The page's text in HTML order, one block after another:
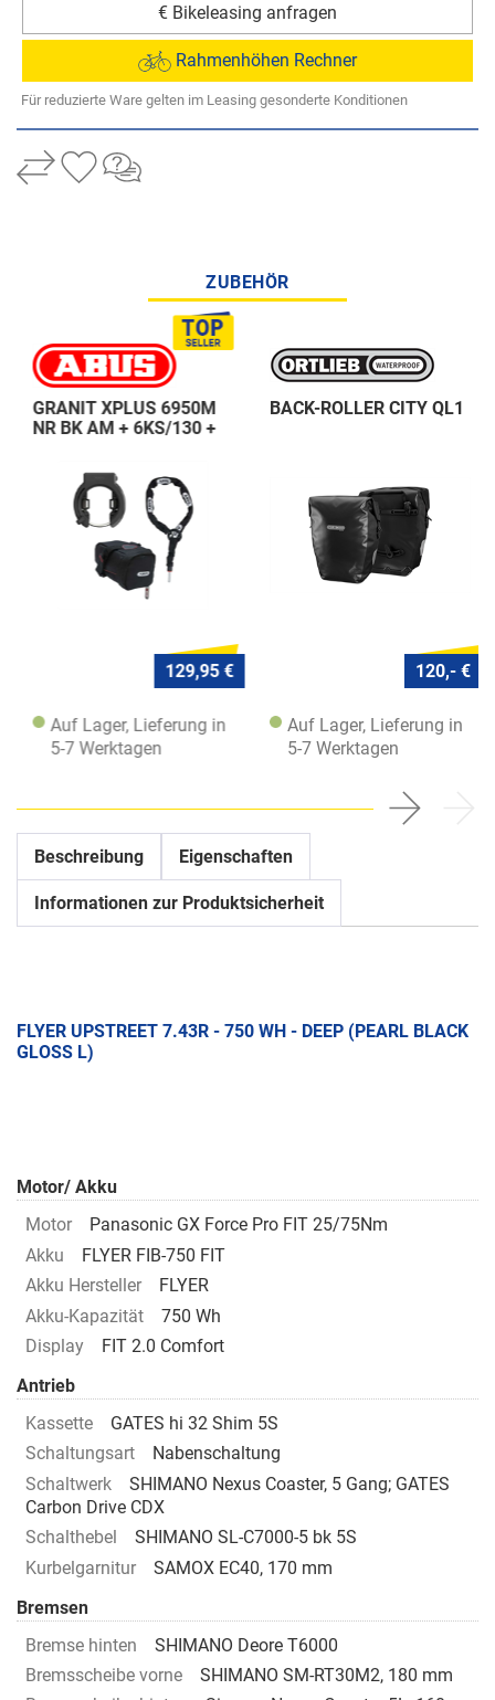
€ Bikeleasing anfragen
Rahmenhöhen Rechner
Für reduzierte Ware gelten im Leasing gesonderte Konditionen
ZUBEHÖR
GRANIT XPLUS 6950M
NR BK AM + 6KS/130 +
129,95 €
Auf Lager, Lieferung in
5-7 Werktagen
BACK-ROLLER CITY QL1
120,- €
Auf Lager, Lieferung in
5-7 Werktagen
Beschreibung Eigenschaften
Informationen zur Produktsicherheit
FLYER UPSTREET 7.43R - 750 WH - DEEP (PEARL BLACK
GLOSS L)
Motor/ Akku
Motor
Panasonic GX Force Pro FIT 25/75Nm
Akku
FLYER FIB-750 FIT
Akku Hersteller
FLYER
Akku-Kapazität
750 Wh
Display
FIT 2.0 Comfort
Antrieb
Kassette
GATES hi 32 Shim 5S
Schaltungsart
Nabenschaltung
Schaltwerk
SHIMANO Nexus Coaster, 5 Gang; GATES
Carbon Drive CDX
Schalthebel
SHIMANO SL-C7000-5 bk 5S
Kurbelgarnitur
SAMOX EC40, 170 mm
Bremsen
Bremse hinten
SHIMANO Deore T6000
Bremsscheibe vorne
SHIMANO SM-RT30M2, 180 mm